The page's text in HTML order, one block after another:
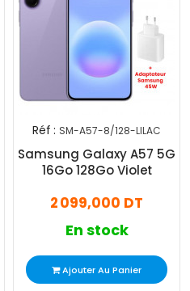
Réf : SM-A57-8/128-LILAC
Samsung Galaxy A57 5G
16Go 128Go Violet
2 099,000 DT
En stock
Ajouter Au Panier